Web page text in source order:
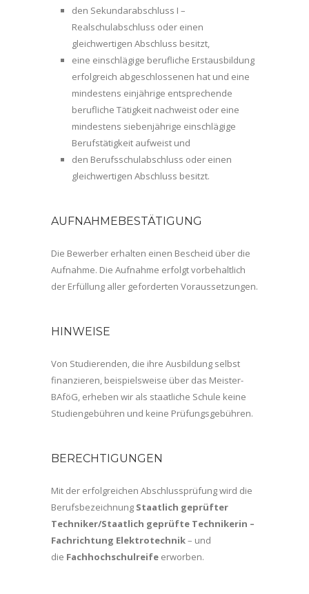
den Sekundarabschluss I –
Realschulabschluss oder einen
gleichwertigen Abschluss besitzt,
eine einschlägige berufliche Erstausbildung
erfolgreich abgeschlossenen hat und eine
mindestens einjährige entsprechende
berufliche Tätigkeit nachweist oder eine
mindestens siebenjährige einschlägige
Berufstätigkeit aufweist und
den Berufsschulabschluss oder einen
gleichwertigen Abschluss besitzt.
AUFNAHMEBESTÄTIGUNG
Die Bewerber erhalten einen Bescheid über die
Aufnahme. Die Aufnahme erfolgt vorbehaltlich
der Erfüllung aller geforderten Voraussetzungen.
HINWEISE
Von Studierenden, die ihre Ausbildung selbst
finanzieren, beispielsweise über das Meister-
BAföG, erheben wir als staatliche Schule keine
Studiengebühren und keine Prüfungsgebühren.
BERECHTIGUNGEN
Mit der erfolgreichen Abschlussprüfung wird die
Berufsbezeichnung Staatlich geprüfter
Techniker/Staatlich geprüfte Technikerin –
Fachrichtung Elektrotechnik– und
die Fachhochschulreife erworben.